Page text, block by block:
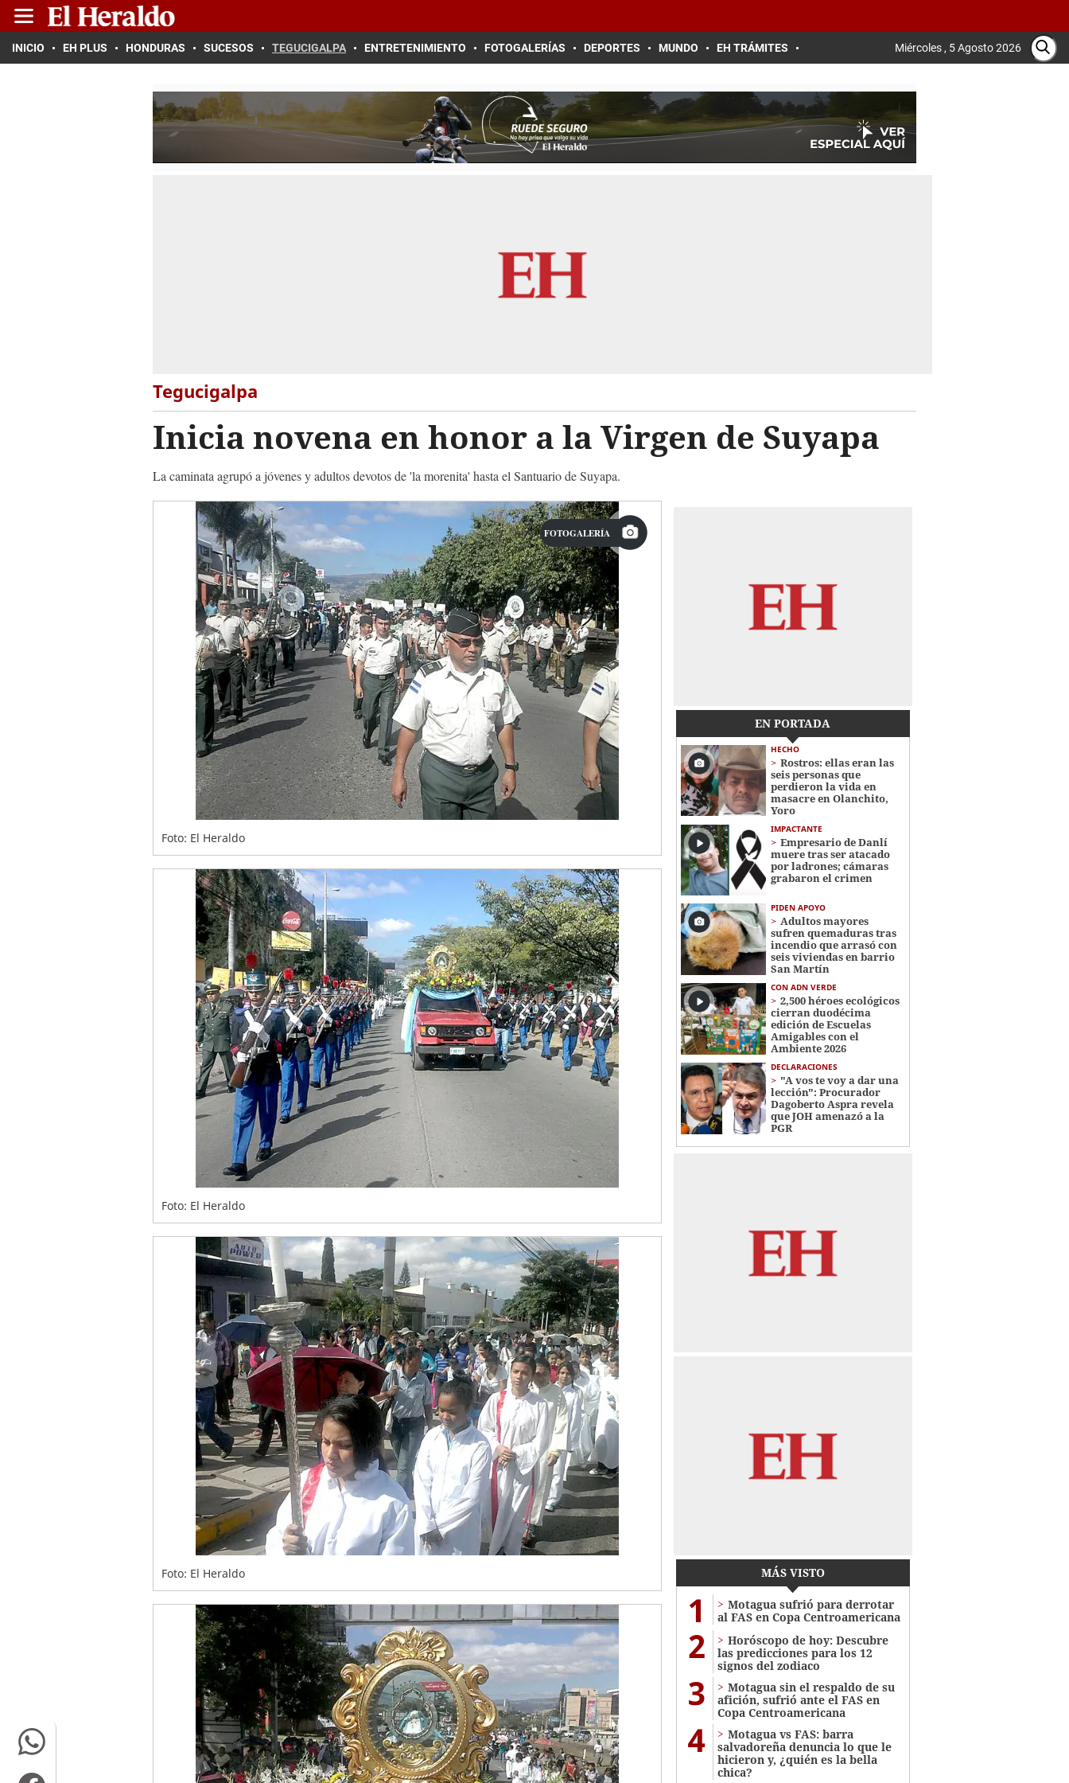
INICIO EH PLUS HONDURAS SUCESOS TEGUCIGALPA ENTRETENIMIENTO FOTOGALERÍAS DEPORTES MUNDO EH TRÁMITES Miércoles , 5 Agosto 2026
Tegucigalpa
Inicia novena en honor a la Virgen de Suyapa
La caminata agrupó a jóvenes y adultos devotos de 'la morenita' hasta el Santuario de Suyapa.
FOTOGALERÍA
Foto: El Heraldo
Foto: El Heraldo
Foto: El Heraldo
EN PORTADA
HECHO
Rostros: ellas eran las
seis personas que
perdieron la vida en
masacre en Olanchito,
Yoro
IMPACTANTE
Empresario de Danlí
muere tras ser atacado
por ladrones; cámaras
grabaron el crimen
PIDEN APOYO
Adultos mayores
sufren quemaduras tras
incendio que arrasó con
seis viviendas en barrio
San Martín
CON ADN VERDE
2,500 héroes ecológicos
cierran duodécima
edición de Escuelas
Amigables con el
Ambiente 2026
DECLARACIONES
"A vos te voy a dar una
lección": Procurador
Dagoberto Aspra revela
que JOH amenazó a la
PGR
MÁS VISTO
1
Motagua sufrió para derrotar
al FAS en Copa Centroamericana
2
Horóscopo de hoy: Descubre
las predicciones para los 12
signos del zodiaco
3
Motagua sin el respaldo de su
afición, sufrió ante el FAS en
Copa Centroamericana
4
Motagua vs FAS: barra
salvadoreña denuncia lo que le
hicieron y, ¿quién es la bella
chica?